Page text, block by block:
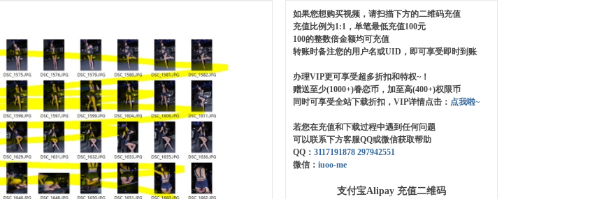
如果您想购买视频，请扫描下方的二维码充值
充值比例为1:1，单笔最低充值100元
100的整数倍金额均可充值
转账时备注您的用户名或UID，即可享受即时到账
办理VIP更可享受超多折扣和特权~！
赠送至少(1000+)眷恋币，加至高(400+)权限币
同时可享受全站下载折扣，VIP详情点击： 点我啦~
若您在充值和下载过程中遇到任何问题
可以联系下方客服QQ或微信获取帮助
QQ： 3117191878 297942551
微信： iuoo-me
支付宝Alipay 充值二维码